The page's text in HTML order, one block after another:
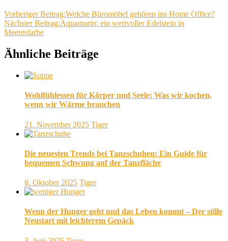
Vorheriger Beitrag:Welche Büromöbel gehören ins Home Office?
Nächster Beitrag:Aquamarin: ein wertvoller Edelstein in
Meeresfarbe
Ähnliche Beiträge
Wohlfühlessen für Körper und Seele: Was wir kochen,
wenn wir Wärme brauchen
21. November 2025 Tiger
Die neuesten Trends bei Tanzschuhen: Ein Guide für
bequemen Schwung auf der Tanzfläche
8. Oktober 2025 Tiger
Wenn der Hunger geht und das Leben kommt – Der stille
Neustart mit leichterem Gepäck